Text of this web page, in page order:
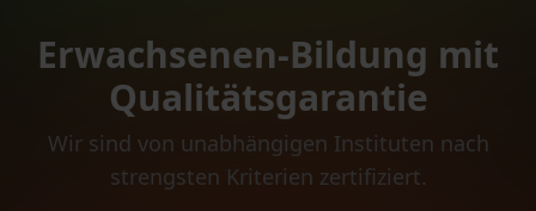
Erwachsenen-Bildung mit
Qualitätsgarantie
Wir sind von unabhängigen Instituten nach
strengsten Kriterien zertifiziert.